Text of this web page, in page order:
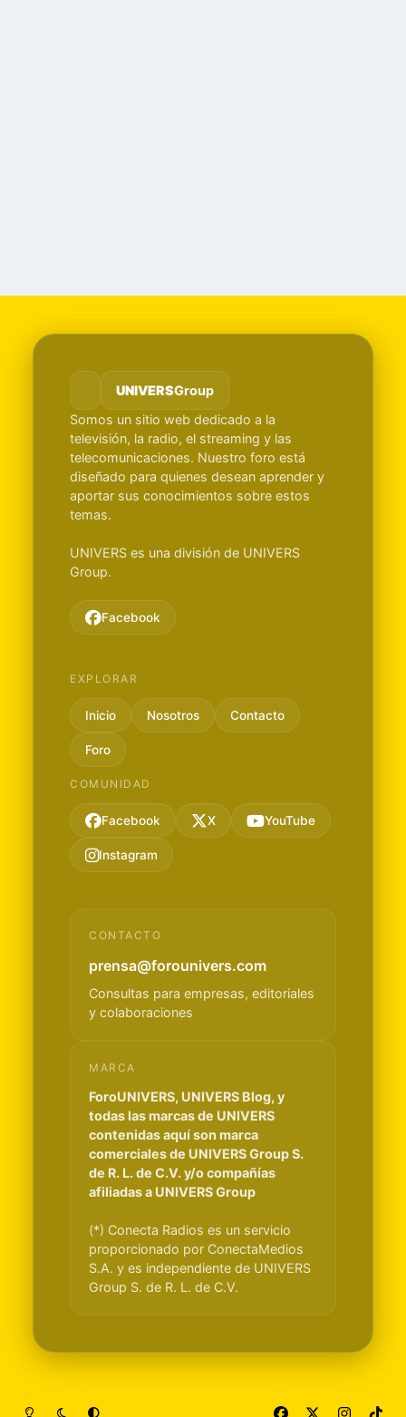
UNIVERSGroup
Somos un sitio web dedicado a la
televisión, la radio, el streaming y las
telecomunicaciones. Nuestro foro está
diseñado para quienes desean aprender y
aportar sus conocimientos sobre estos
temas.
UNIVERS es una división de UNIVERS
Group.
Facebook
EXPLORAR
Inicio Nosotros Contacto
Foro
COMUNIDAD
Facebook X YouTube
Instagram
CONTACTO
prensa@forounivers.com
Consultas para empresas, editoriales
y colaboraciones
MARCA
ForoUNIVERS, UNIVERS Blog, y
todas las marcas de UNIVERS
contenidas aquí son marca
comerciales de UNIVERS Group S.
de R. L. de C.V. y/o compañías
afiliadas a UNIVERS Group
(*) Conecta Radios es un servicio
proporcionado por ConectaMedios
S.A. y es independiente de UNIVERS
Group S. de R. L. de C.V.
Light ModeDark ModeSystem Preference